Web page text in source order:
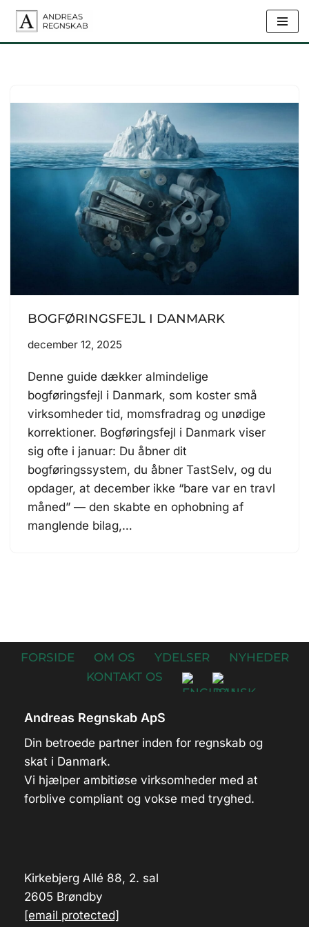
BOGFØRINGSFEJL I DANMARK
december 12, 2025
Denne guide dækker almindelige
bogføringsfejl i Danmark, som koster små
virksomheder tid, momsfradrag og unødige
korrektioner. Bogføringsfejl i Danmark viser
sig ofte i januar: Du åbner dit
bogføringssystem, du åbner TastSelv, og du
opdager, at december ikke “bare var en travl
måned” — den skabte en ophobning af
manglende bilag,…
FORSIDE OM OS YDELSER
NYHEDER
KONTAKT OS
Andreas Regnskab ApS
Din betroede partner inden for regnskab og
skat i Danmark.
Vi hjælper ambitiøse virksomheder med at
forblive compliant og vokse med tryghed.
Kirkebjerg Allé 88, 2. sal
2605 Brøndby
[email protected]